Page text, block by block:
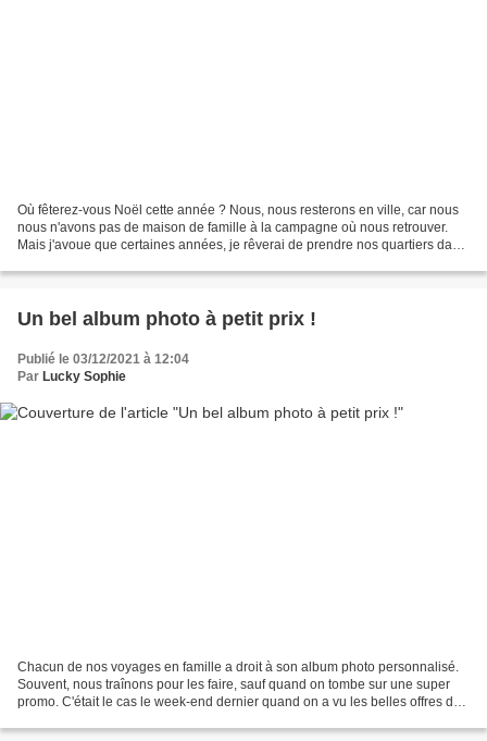
Où fêterez-vous Noël cette année ? Nous, nous resterons en ville, car nous
nous n'avons pas de maison de famille à la campagne où nous retrouver.
Mais j'avoue que certaines années, je rêverai de prendre nos quartiers dans
Un bel album photo à petit prix !
Publié le 03/12/2021 à 12:04
Par Lucky Sophie
Chacun de nos voyages en famille a droit à son album photo personnalisé.
Souvent, nous traînons pour les faire, sauf quand on tombe sur une super
promo. C'était le cas le week-end dernier quand on a vu les belles offres du